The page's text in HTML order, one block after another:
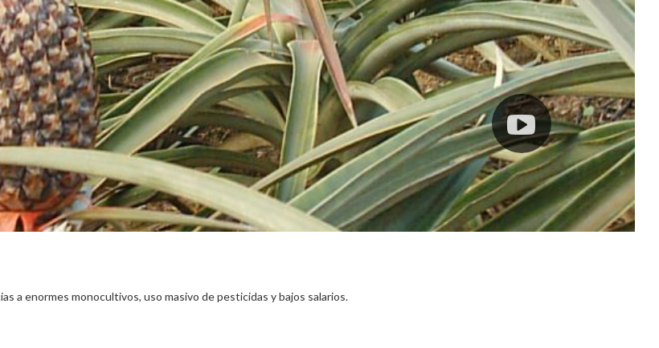
a enormes monocultivos, uso masivo de pesticidas y bajos salarios.